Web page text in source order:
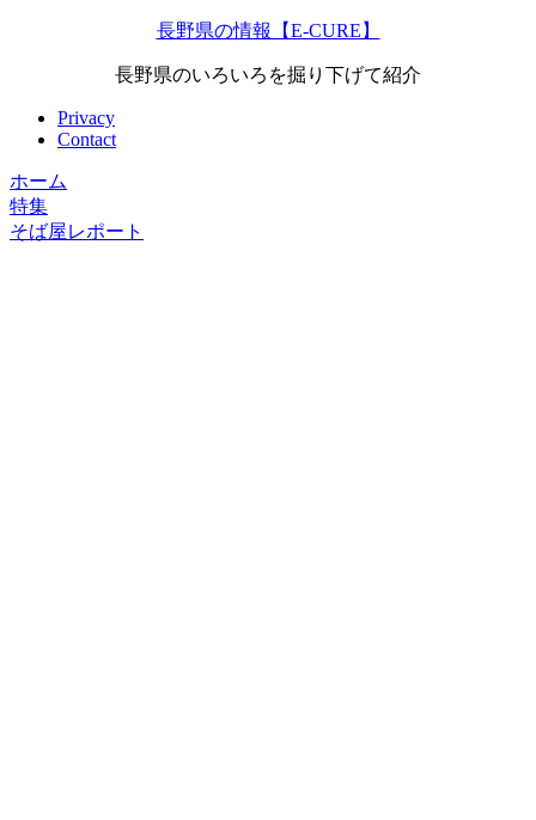
長野県の情報【E-CURE】
長野県のいろいろを掘り下げて紹介
Privacy
Contact
ホーム
特集
そば屋レポート